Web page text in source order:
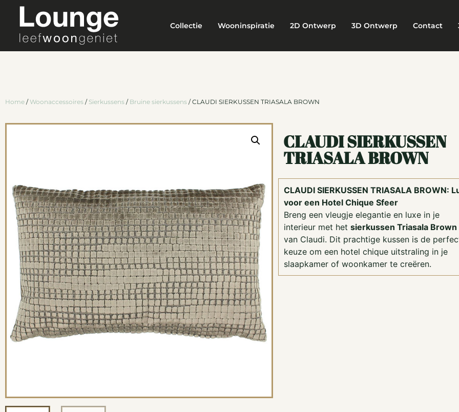
Collectie Wooninspiratie 2D Ontwerp 3D Ontwerp Contact
Home / Woonaccessoires / Sierkussens / Bruine sierkussens / CLAUDI SIERKUSSEN TRIASALA BROWN
CLAUDI SIERKUSSEN
TRIASALA BROWN
CLAUDI SIERKUSSEN TRIASALA BROWN:
voor een Hotel Chique Sfeer
Breng een vleugje elegantie en luxe in je
interieur met het sierkussen Triasala Brown
van Claudi. Dit prachtige kussen is de
keuze om een hotel chique uitstraling in je
slaapkamer of woonkamer te creëren.